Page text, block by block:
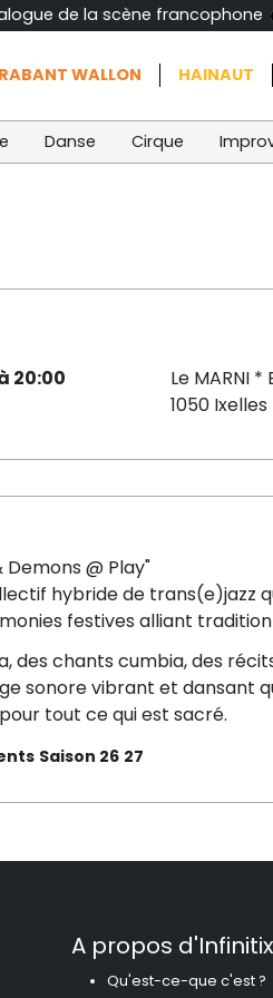
de la scène francophone
WALLON HAINAUT
Danse Cirque
20:00
Le MARNI *
1050 Ixelles
@ Play"
hybride de trans(e)jazz
festives alliant
des chants cumbia, des
sonore vibrant et dansant
tout ce qui est sacré.
Saison 26 27
A propos d'Infinitix
Qu'est-ce-que c'est ?